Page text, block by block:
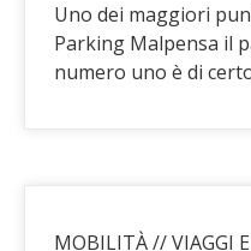
Uno dei maggiori
Parking Malpensa il
numero uno è di
MOBILITÀ//VIAGGI